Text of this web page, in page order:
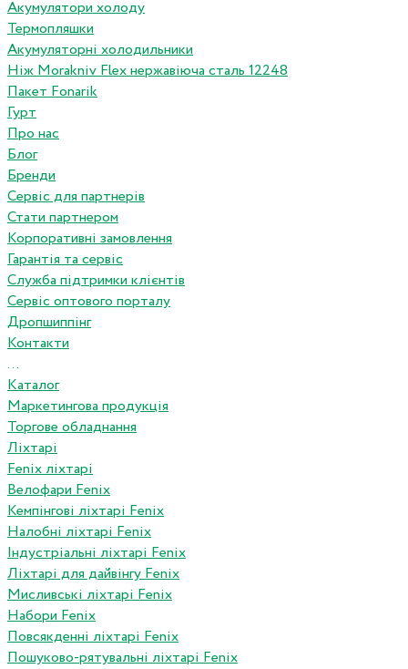
Акумулятори холоду
Термопляшки
Акумуляторні холодильники
Ніж Morakniv Flex нержавіюча сталь 12248
Пакет Fonarik
Гурт
Про нас
Блог
Бренди
Сервіс для партнерів
Стати партнером
Корпоративні замовлення
Гарантія та сервіс
Служба підтримки клієнтів
Сервіс оптового порталу
Дропшиппінг
Контакти
...
Каталог
Маркетингова продукція
Торгове обладнання
Ліхтарі
Fenix ліхтарі
Велофари Fenix
Кемпінгові ліхтарі Fenix
Налобні ліхтарі Fenix
Індустріальні ліхтарі Fenix
Ліхтарі для дайвінгу Fenix
Мисливські ліхтарі Fenix
Набори Fenix
Повсякденні ліхтарі Fenix
Пошуково-рятувальні ліхтарі Fenix